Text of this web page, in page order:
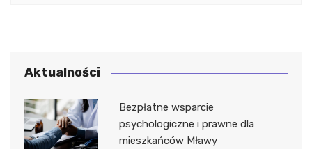
Aktualności
Bezpłatne wsparcie
psychologiczne i prawne dla
mieszkańców Mławy